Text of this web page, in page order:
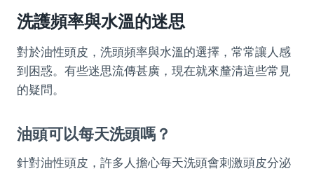
洗護頻率與水溫的迷思
對於油性頭皮，洗頭頻率與水溫的選擇，常常讓人感
到困惑。有些迷思流傳甚廣，現在就來釐清這些常見
的疑問。
油頭可以每天洗頭嗎？
針對油性頭皮，許多人擔心每天洗頭會刺激頭皮分泌